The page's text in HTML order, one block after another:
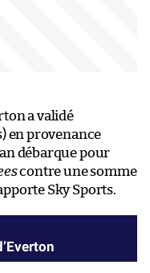
a validé
en provenance
débarque pour
contre une somme
Sky Sports.